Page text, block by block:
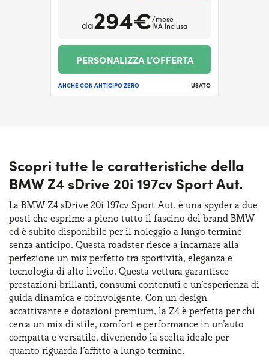
da294€/mese
IVA Inclusa
PERSONALIZZA L’OFFERTA
ANCHE CON ANTICIPO ZERO USATO
Scopri tutte le caratteristiche della
BMW Z4 sDrive 20i 197cv Sport Aut.
La BMW Z4 sDrive 20i 197cv Sport Aut. è una spyder a due
posti che esprime a pieno tutto il fascino del brand BMW
ed è subito disponibile per il noleggio a lungo termine
senza anticipo. Questa roadster riesce a incarnare alla
perfezione un mix perfetto tra sportività, eleganza e
tecnologia di alto livello. Questa vettura garantisce
prestazioni brillanti, consumi contenuti e un’esperienza di
guida dinamica e coinvolgente. Con un design
accattivante e dotazioni premium, la Z4 è perfetta per chi
cerca un mix di stile, comfort e performance in un’auto
compatta e versatile, divenendo la scelta ideale per
quanto riguarda l’affitto a lungo termine.